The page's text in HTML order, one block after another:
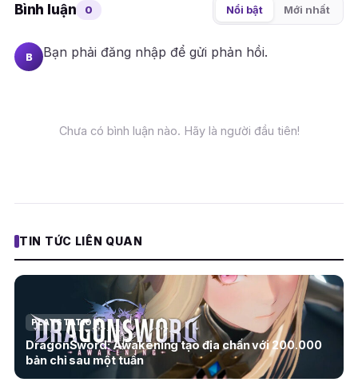
Bình luận 0 Nổi bật Mới nhất
B Bạn phải đăng nhập để gửi phản hồi.
Chưa có bình luận nào. Hãy là người đầu tiên!
TIN TỨC LIÊN QUAN
PLAYSTATION
DragonSword: Awakening tạo địa chấn với 200.000
bản chỉ sau một tuần